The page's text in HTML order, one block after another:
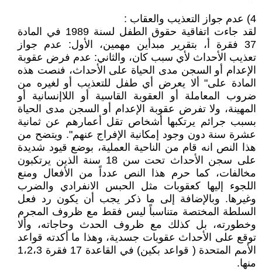
4) عدم جواز التعذيب والعقاب :
لقد جاءت اتفاقية حقوق الطفل لسنة 1989 في المادة
37 فقرة أ، بتقرير مبدأين مهمين، الأول: عدم جواز
تعذيب الأحداث لأي سبب كان، والثاني: عدم فرض عقوبة
الإعدام أو السجن مدى الحياة على الأحداث، فنصت هذه
المادة على" ألا يعرض أي طفل للتعذيب أو لغيره من
ضروب المعاملة أو العقوبة القاسية أو اللاإنسانية أو
المهينة، ولا تفرض عقوبة الإعدام أو السجن مدى الحياة
بسبب جرائم يرتكبها أشخاص تقل أعمارهم عن ثمانية
عشرة سنة دون وجود إمكانية الإفراج عنهم". ويتضح من
هذا النص انه قام من الناحية العملية، بوضع قيود شديدة
على سجن الأحداث تحت سن 18 سنة الذين يرتكبون
مخالفات، كما حرم هذا النص عدداً من الأفعال ومنع
اللجوء إليها كعقوبات مثل الحبس الانفرادي والضرب
وغيرها. وبالإضافة إلى ما ذكر يجب أن يكون رد فعل
السلطة المختصة متناسباً ليس فقط مع ظروف المجرم
وخطورته، بل كذلك مع ظروف الحدث وحاجاته، وألا
توقع على الأحداث عقوبات جسدية، وهذا ما أكدته قواعد
الأمم المتحدة ( قواعد بكين) في القاعدة 17 فقرة 1،2،3
منها.